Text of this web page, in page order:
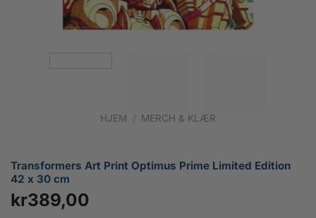
HJEM / MERCH & KLÆR
Transformers Art Print Optimus Prime Limited Edition
42 x 30 cm
kr389,00